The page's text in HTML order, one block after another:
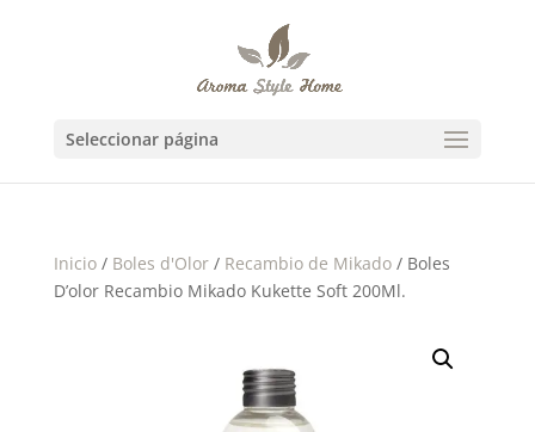
Seleccionar página
Inicio/ Boles d'Olor/ Recambio de Mikado/ Boles
D’olor Recambio Mikado Kukette Soft 200Ml.